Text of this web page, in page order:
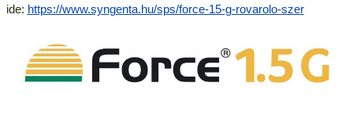
ide: https://www.syngenta.hu/sps/force-15-g-rovarolo-szer